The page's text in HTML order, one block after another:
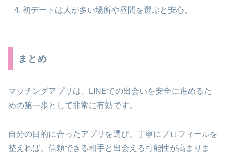
初デートは人が多い場所や昼間を選ぶと安心。
まとめ
マッチングアプリは、LINEでの出会いを安全に進めるた
めの第一歩として非常に有効です。
自分の目的に合ったアプリを選び、丁寧にプロフィールを
整えれば、信頼できる相手と出会える可能性が高まりま